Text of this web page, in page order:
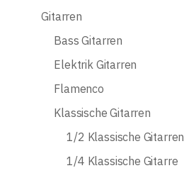
Gitarren
Bass Gitarren
Elektrik Gitarren
Flamenco
Klassische Gitarren
1/2 Klassische Gitarren
1/4 Klassische Gitarre